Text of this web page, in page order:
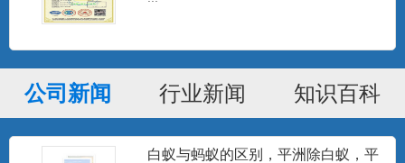
公司新闻 行业新闻 知识百科
白蚁与蚂蚁的区别，平洲除白蚁，平